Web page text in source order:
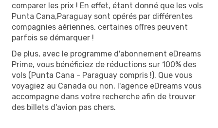
comparer les prix ! En effet, étant donné que les vols
Punta Cana,Paraguay sont opérés par différentes
compagnies aériennes, certaines offres peuvent
parfois se démarquer !
De plus, avec le programme d'abonnement eDreams
Prime, vous bénéficiez de réductions sur 100% des
vols (Punta Cana - Paraguay compris !). Que vous
voyagiez au Canada ou non, l'agence eDreams vous
accompagne dans votre recherche afin de trouver
des billets d'avion pas chers.